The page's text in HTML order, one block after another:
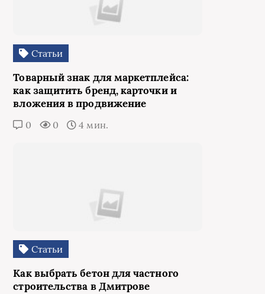
Статьи
Товарный знак для маркетплейса:
как защитить бренд, карточки и
вложения в продвижение
0 0 4 мин.
Статьи
Как выбрать бетон для частного
строительства в Дмитрове